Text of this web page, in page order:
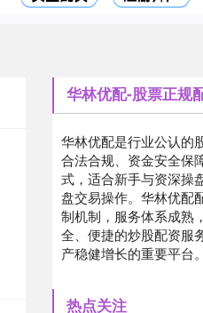
华林优配-股票正规
华林优配是行业公认的
合法合规、资金安全保
式，适合新手与资深操
盘交易操作。华林优配
制机制，服务体系成熟
全、便捷的炒股配资服
产稳健增长的重要平台。
热点关注